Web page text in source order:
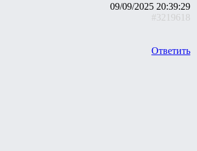
09/09/2025 20:39:29
#3219618
Ответить